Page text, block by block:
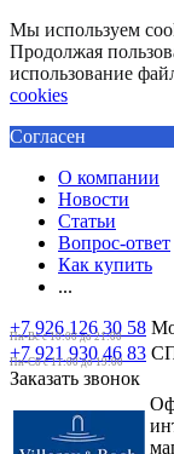
Мы используем
Продолжая
использование
cookies
Согласен
О компании
Новости
Статьи
Вопрос-ответ
Как купить
...
+7 926 126 30 58
Пн-Вс с 10:00 до 21:00
+7 921 930 46 83
Пн-Сб c 11:00 до 19:00
Заказать звонок